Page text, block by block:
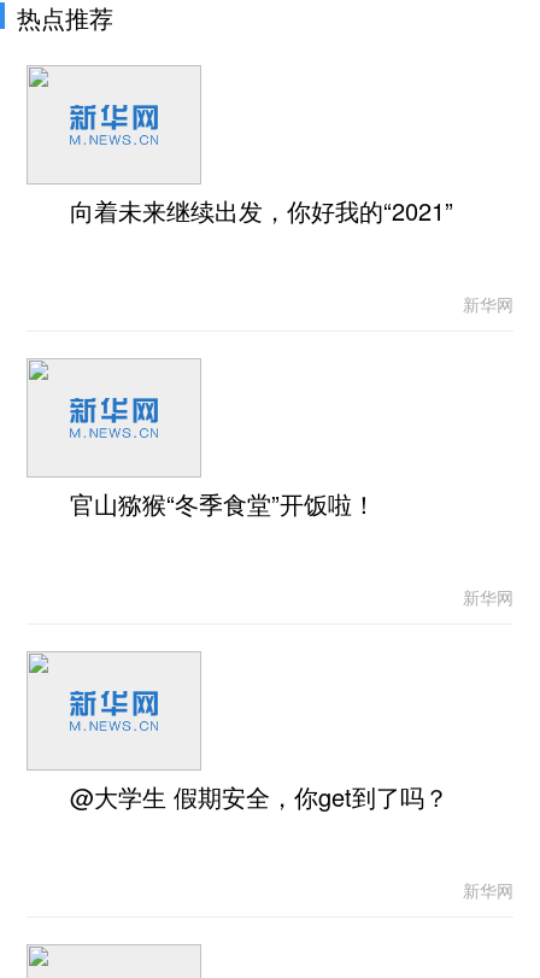
热点推荐
向着未来继续出发，你好我的“2021”
新华网
官山猕猴“冬季食堂”开饭啦！
新华网
@大学生 假期安全，你get到了吗？
新华网